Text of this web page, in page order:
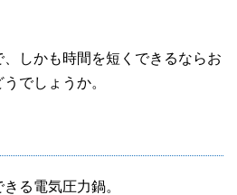
しかも時間を短くできるならお
でしょうか。
る電気圧力鍋。